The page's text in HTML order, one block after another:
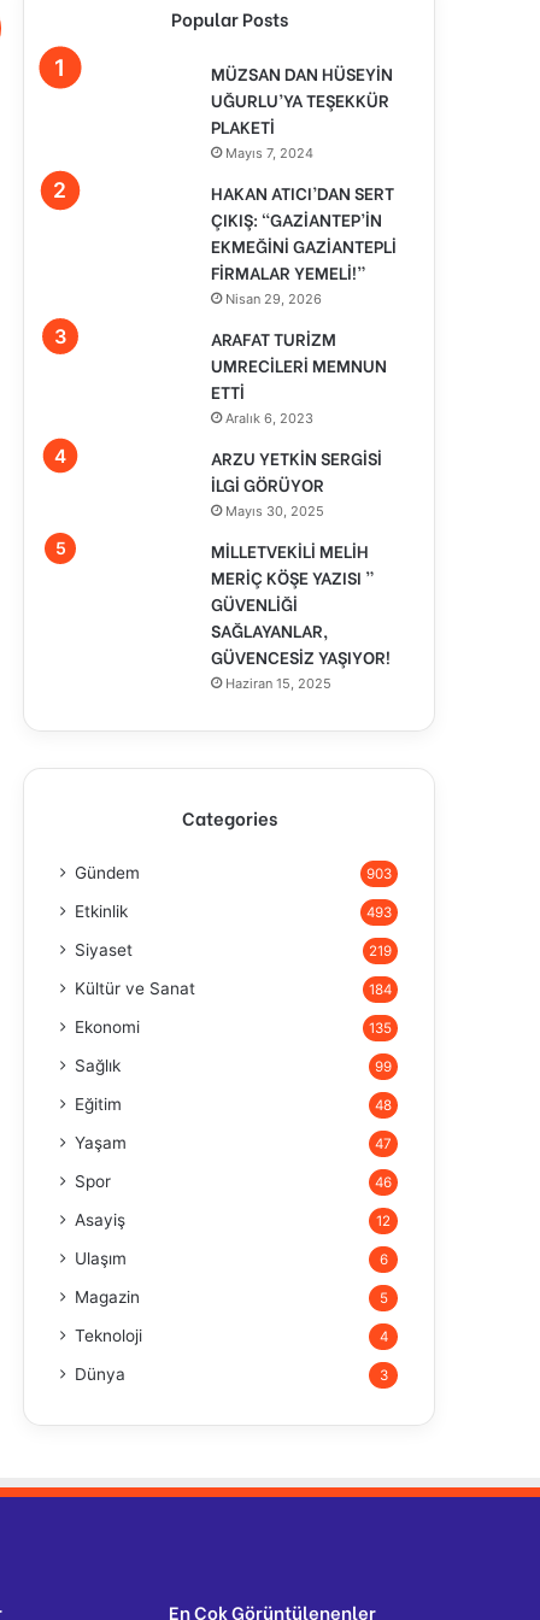
Popular Posts
MÜZSAN DAN HÜSEYİN
UĞURLU’YA TEŞEKKÜR
PLAKETİ
Mayıs 7, 2024
HAKAN ATICI’DAN SERT
ÇIKIŞ: “GAZİANTEP’İN
EKMEĞİNİ GAZİANTEPLİ
FİRMALAR YEMELİ!”
Nisan 29, 2026
ARAFAT TURİZM
UMRECİLERİ MEMNUN
ETTİ
Aralık 6, 2023
ARZU YETKİN SERGİSİ
İLGİ GÖRÜYOR
Mayıs 30, 2025
MİLLETVEKİLİ MELİH
MERİÇ KÖŞE YAZISI ”
GÜVENLİĞİ
SAĞLAYANLAR,
GÜVENCESİZ YAŞIYOR!
Haziran 15, 2025
Categories
Gündem 903
Etkinlik 493
Siyaset 219
Kültür ve Sanat 184
Ekonomi 135
Sağlık 99
Eğitim 48
Yaşam 47
Spor 46
Asayiş 12
Ulaşım 6
Magazin 5
Teknoloji 4
Dünya 3
En Çok Görüntülenenler